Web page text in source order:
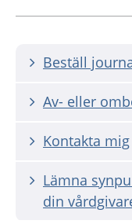
Beställ
Av- eller
Kontakta mig
Lämna
din